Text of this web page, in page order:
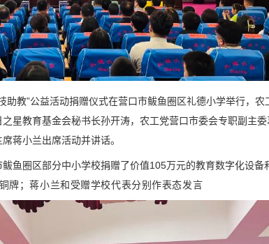
助教”公益活动捐赠仪式在营口市鲅鱼圈区礼德小学举行，农
星教育基金会秘书长孙开涛，农工党营口市委会专职副主
蒋小兰出席活动并讲话。
鱼圈区部分中小学校捐赠了价值105万元的教育数字化设备
牌；蒋小兰和受赠学校代表分别作表态发言